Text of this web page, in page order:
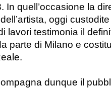
In quell’occasione la
oggi
lavori testimonia il
parte di Milano e
dunque il